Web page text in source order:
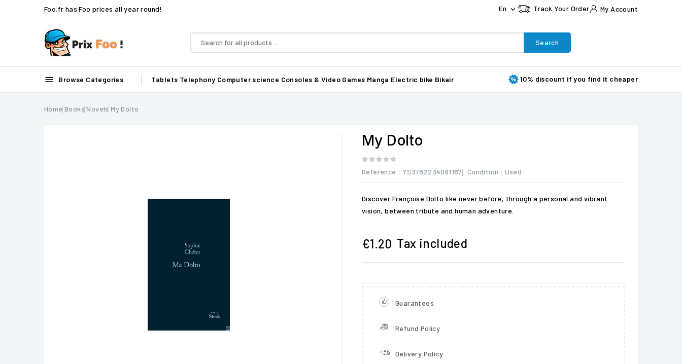
Foo.fr has Foo prices all year round! En  Track Your Order My Account
Search
 Browse Categories Tablets Telephony Computer science Consoles & Video Games Manga Electric bike Bikair 10% discount if you find it cheaper
Home Books Novels My Dolto
My Dolto
Reference : YS9782234061187 Condition : Used
Discover Françoise Dolto like never before, through a personal and vibrant
vision, between tribute and human adventure.
€1.20 Tax included
Guarantees
Refund Policy
Delivery Policy